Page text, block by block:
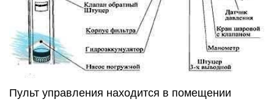
Пульт управления находится в помещении